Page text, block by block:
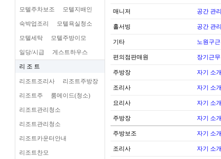
모텔주차보조 모텔지배인
숙박업조리 모텔욕실청소
모텔세탁 모텔주방이모
일당/시급 게스트하우스
리 조 트
리조트조리사 리조트주방장
리조트주 룸메이드(청소)
리조트관리청소
리조트관리청소
리조트카운터안내
리조트찬모
매니저 공간 관
홀서빙 공간 관
기타 노원구
편의점판매원 장기근
주방장 자기 소
조리사 자기 소
요리사 자기 소
주방장 자기 소
주방보조 자기 소
조리사 자기 소